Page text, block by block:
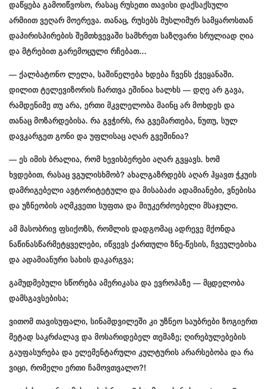
დაწყება გამოიწვოსო, რასაც რუსეთი თავისი დაქსაქსული
არმიით ვეღარ მოერევა. თანაც, რუსებს მუსლიმურ სამყაროსთან
დაპირისპირების შემთხვევაში სამხრეთ საზღვარი სრულიად ღია
და მტრებით გარემოცული რჩებათ…
— ქალბატონო ლელა, საშინელება ხდება ჩვენს ქვეყანაში.
დილით ტელევიზორის ჩართვა ეშინია ხალხს — დღე არ გავა,
რამდენიმე თუ არა, ერთი მკვლელობა მაინც არ მოხდეს და
თანაც მოზარდებისა. რა გვჭირს, რა გვემართება, ნუთუ, სულ
დავკარგეთ გონი და უფლისაც აღარ გვეშინია?
— ეს იმის ბრალია, რომ ხევისბერები აღარ გვყავს. ხომ
ხვდებით, რასაც ვგულისხმობ? ახალგაზრდებს აღარ ჰყავთ ჭკუის
დამრიგებელი ავტორიტეტული და მისაბაძი ადამიანები, ვნებისა
და უზნეობის აღმკვეთი სუფთა და მიუკერძოებელი მსაჯული.
ამ მასობრივ ფსიქოზს, რომლის დადგომაც ადრევე მქონდა
ნაწინასწარმეტყველები, იწვევს ქართული ზნე-წესის, ჩვეულებისა
და ადამიანური სახის დაკარგვა;
გამუდმებული სწორება ამერიკასა და ევროპაზე — მცდელობა
დამსგავსებისა;
ვითომ თავისუფალი, სინამდვილეში კი უზნეო საუბრები ზოგიერთ
მეტად საკრძალავ და მოსარიდებელ თემაზე; ღირებულებების
გაუფასურება და ელემენტარული კულტურის არარსებობა და რა
ვიცი, რომელი ერთი ჩამოვთვალო?!